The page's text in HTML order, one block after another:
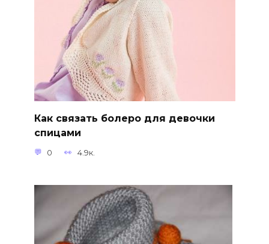
Как связать болеро для девочки
спицами
0 4.9к.